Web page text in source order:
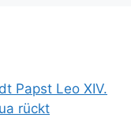
Papst Leo XIV.
rückt